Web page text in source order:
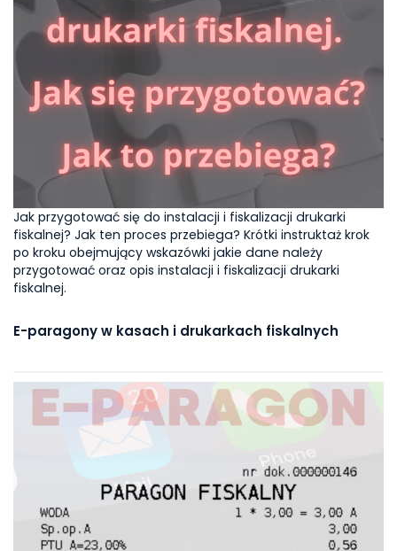
Jak przygotować się do instalacji i fiskalizacji drukarki
fiskalnej? Jak ten proces przebiega? Krótki instruktaż krok
po kroku obejmujący wskazówki jakie dane należy
przygotować oraz opis instalacji i fiskalizacji drukarki
fiskalnej.
E-paragony w kasach i drukarkach fiskalnych